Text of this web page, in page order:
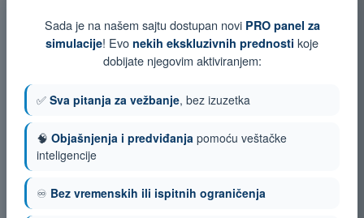
Sada je na našem sajtu dostupan novi PRO panel za
simulacije! Evo nekih ekskluzivnih prednosti koje
dobijate njegovim aktiviranjem:
✅ Sva pitanja za vežbanje, bez izuzetka
🧠 Objašnjenja i predviđanja pomoću veštačke
inteligencije
♾️ Bez vremenskih ili ispitnih ograničenja